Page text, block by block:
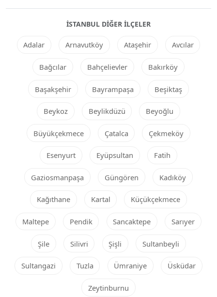
İSTANBUL DIĞER ILÇELER
Adalar Arnavutköy Ataşehir Avcılar
Bağcılar Bahçelievler Bakırköy
Başakşehir Bayrampaşa Beşiktaş
Beykoz Beylikdüzü Beyoğlu
Büyükçekmece Çatalca Çekmeköy
Esenyurt Eyüpsultan Fatih
Gaziosmanpaşa Güngören Kadıköy
Kağıthane Kartal Küçükçekmece
Maltepe Pendik Sancaktepe Sarıyer
Şile Silivri Şişli Sultanbeyli
Sultangazi Tuzla Ümraniye Üsküdar
Zeytinburnu